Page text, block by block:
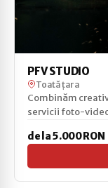
PFV STUDIO
Toată țara
Combinăm
servicii foto-
de la 5.000 RON